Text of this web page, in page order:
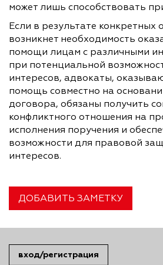
может лишь способствовать
Если в результате конкретных
возникнет необходимость
помощи лицам с различными
при потенциальной
интересов, адвокаты,
помощь совместно на
договора, обязаны получить
конфликтного отношения на
исполнения поручения и
возможности для правовой
интересов.
ДОБАВИТЬ ЗАМЕТКУ
вход/регистрация